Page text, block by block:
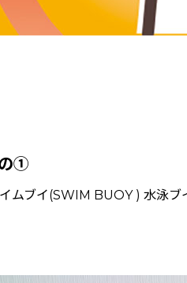
①
ムブイ(SWIM BUOY ) 水泳ブ